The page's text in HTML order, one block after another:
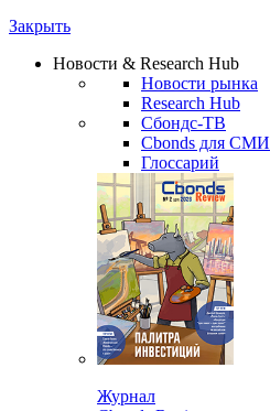
Закрыть
Новости & Research Hub
Новости рынка
Research Hub
Сбондс-ТВ
Cbonds для СМИ
Глоссарий
Журнал